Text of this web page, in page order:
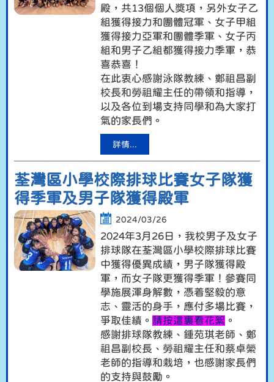
殿，共13個個人獎項，另外女子乙
組獲得接力和團體冠軍、女子甲組
獲得接力亞軍和團體季軍、女子丙
組和男子乙組都獲得接力季軍，恭
喜恭喜！
在此衷心感謝泳隊教練、鄭祖昌副
校長和勞祖耀主任的帶領和指導，
以及各位到場支持同學和為大家打
氣的家長們。
詳情...
荃灣區小學校際排球比賽女子隊獲
得季軍及男子隊獲得殿軍
2024/03/26
2024年3月26日，我校男子及女子
排球隊在荃灣區小學校際排球比賽
中獲得優異成績，男子隊獲得殿
軍，而女子隊更獲得季軍！參賽同
學施展渾身解數，憑着堅毅的意
志、靈活的身手，應付多場比賽，
爭取佳績。 請按這裏看花絮 。
感謝排球隊教練、鍾苑琪老師、鄭
祖昌副校長、勞祖耀主任和蔡卓縈
老師的指導和栽培，也感謝家長們
的支持與鼓勵。